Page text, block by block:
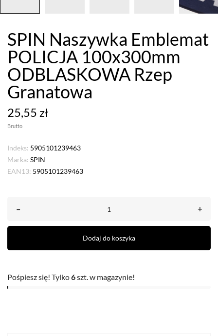
SPIN Naszywka Emblemat
POLICJA 100x300mm
ODBLASKOWA Rzep
Granatowa
25,55 zł
Brutto
Indeks: 5905101239463
Marka: SPIN
EAN13: 5905101239463
– +
Dodaj do koszyka
Pośpiesz się! Tylko6szt. w magazynie!